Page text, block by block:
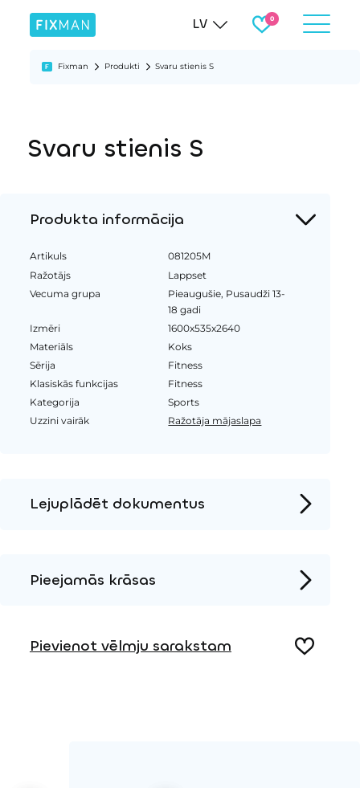
LV
Fixman Produkti Svaru stienis S
Svaru stienis S
Produkta informācija
Artikuls
081205M
Ražotājs
Lappset
Vecuma grupa
Pieaugušie, Pusaudži 13-
18 gadi
Izmēri
1600x535x2640
Materiāls
Koks
Sērija
Fitness
Klasiskās funkcijas
Fitness
Kategorija
Sports
Uzzini vairāk
Ražotāja mājaslapa
Lejuplādēt dokumentus
2D DWG – Sānu skats
3D DWG
Pieejamās krāsas
Pievienot vēlmju sarakstam